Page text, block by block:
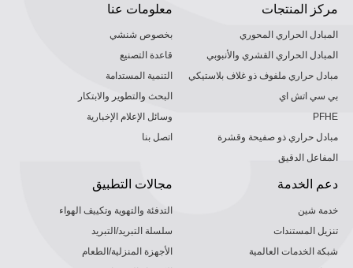
معلومات عنا
بخصوص شنشي
قاعدة التصنيع
التنمية المستدامة
البحث والتطوير والابتكار
وسائل الإعلام الإخبارية
اتصل بنا
مركز المنتجات
المبادل الحراري المحوري
المبادل الحراري القشري والأنبوبي
مبادل حراري ملفوف ذو غلاف بلاستيكي
بي سي اتش اي
PFHE
مبادل حراري ذو صفيحة وقشرة
المفاعل الدقيق
مجالات التطبيق
التدفئة والتهوية وتكييف الهواء
سلسلة التبريد/التبريد
الأجهزة المنزلية/الطعام
دعم الخدمة
خدمة شين
تنزيل المستندات
شبكة الخدمات العالمية